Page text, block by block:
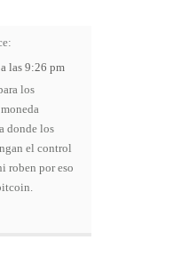
las 9:26 pm
los
donde los
el control
roben por eso